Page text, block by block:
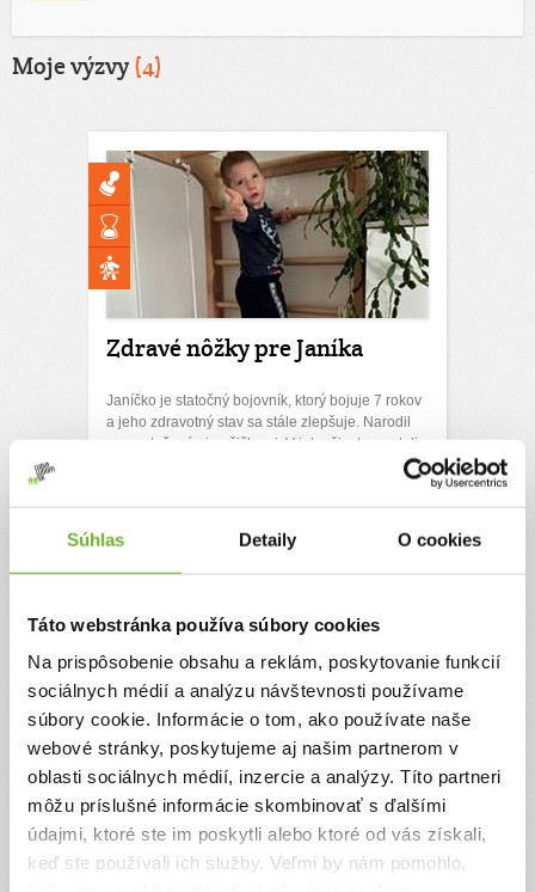
Súhlas Detaily O cookies
Táto webstránka používa súbory cookies
Na prispôsobenie obsahu a reklám, poskytovanie funkcií
sociálnych médií a analýzu návštevnosti používame
súbory cookie. Informácie o tom, ako používate naše
webové stránky, poskytujeme aj našim partnerom v
oblasti sociálnych médií, inzercie a analýzy. Títo partneri
môžu príslušné informácie skombinovať s ďalšími
údajmi, ktoré ste im poskytli alebo ktoré od vás získali,
keď ste používali ich služby. Veľmi by nám pomohlo,
Moje výzvy(4)
Zdravé nôžky pre Janíka
Janíčko je statočný bojovník, ktorý bojuje 7 rokov
a jeho zdravotný stav sa stále zlepšuje. Narodil
sa s vytočenými nožičkami. V jeho živote sa stali
mnohé zázraky a teraz budeme bojovať za ďalší.
operácie vo Viedni.
Ďakujeme! Vyzbierali sme:2365 €
Rehabilitácie pre Janíčka